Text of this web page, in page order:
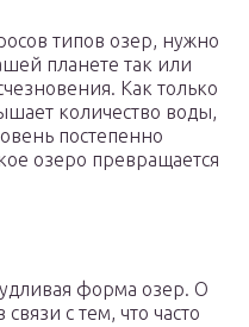
типов озер, нужно
планете так или
Как только
количество воды,
постепенно
озеро превращается
форма озер. О
с тем, что часто